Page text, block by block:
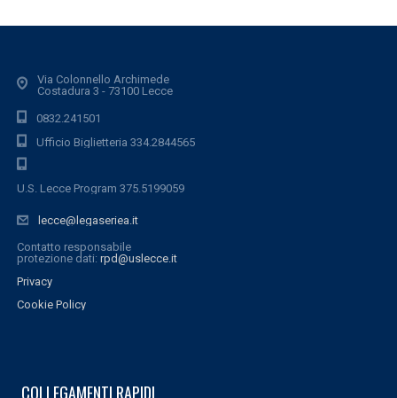
Via Colonnello Archimede
Costadura 3 - 73100 Lecce
0832.241501
Ufficio Biglietteria 334.2844565
U.S. Lecce Program 375.5199059
lecce@legaseriea.it
Contatto responsabile
protezione dati: rpd@uslecce.it
Privacy
Cookie Policy
COLLEGAMENTI RAPIDI